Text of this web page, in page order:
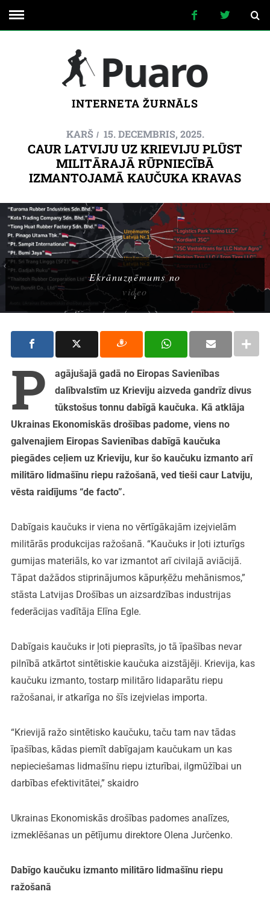
INTERNETA ŽURNĀLS
KARŠ 15. DECEMBRIS, 2025.
CAUR LATVIJU UZ KRIEVIJU PLŪST
MILITĀRAJĀ RŪPNIECĪBĀ
IZMANTOJAMĀ KAUČUKA KRAVAS
Ekrānuzņēmums no
video
P
agājušajā gadā no Eiropas Savienības
dalībvalstīm uz Krieviju aizveda gandrīz divus
tūkstošus tonnu dabīgā kaučuka. Kā atklāja
Ukrainas Ekonomiskās drošības padome, viens no
galvenajiem Eiropas Savienības dabīgā kaučuka
piegādes ceļiem uz Krieviju, kur šo kaučuku izmanto arī
militāro lidmašīnu riepu ražošanā, ved tieši caur Latviju,
vēsta raidījums “de facto”.
Dabīgais kaučuks ir viena no vērtīgākajām izejvielām
militārās produkcijas ražošanā. “Kaučuks ir ļoti izturīgs
gumijas materiāls, ko var izmantot arī civilajā aviācijā.
Tāpat dažādos stiprinājumos kāpurķēžu mehānismos,”
stāsta Latvijas Drošības un aizsardzības industrijas
federācijas vadītāja Elīna Egle.
Dabīgais kaučuks ir ļoti pieprasīts, jo tā īpašības nevar
pilnībā atkārtot sintētiskie kaučuka aizstājēji. Krievija, kas
kaučuku izmanto, tostarp militāro lidaparātu riepu
ražošanai, ir atkarīga no šīs izejvielas importa.
“Krievijā ražo sintētisko kaučuku, taču tam nav tādas
īpašības, kādas piemīt dabīgajam kaučukam un kas
nepieciešamas lidmašīnu riepu izturībai, ilgmūžībai un
darbības efektivitātei,” skaidro
Ukrainas Ekonomiskās drošības padomes analīzes,
izmeklēšanas un pētījumu direktore Olena Jurčenko.
Dabīgo kaučuku izmanto militāro lidmašīnu riepu
ražošanā